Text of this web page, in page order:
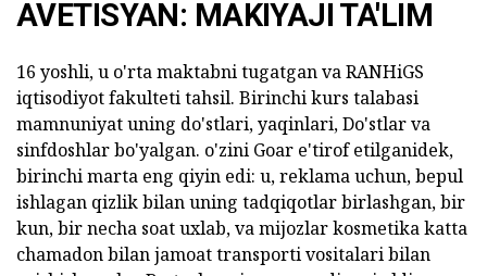
AVETISYAN: MAKIYAJI TA'LIM
16 yoshli, u o'rta maktabni tugatgan va RANHiGS
iqtisodiyot fakulteti tahsil. Birinchi kurs talabasi
mamnuniyat uning do'stlari, yaqinlari, Do'stlar va
sinfdoshlar bo'yalgan. o'zini Goar e'tirof etilganidek,
birinchi marta eng qiyin edi: u, reklama uchun, bepul
ishlagan qizlik bilan uning tadqiqotlar birlashgan, bir
kun, bir necha soat uxlab, va mijozlar kosmetika katta
chamadon bilan jamoat transporti vositalari bilan